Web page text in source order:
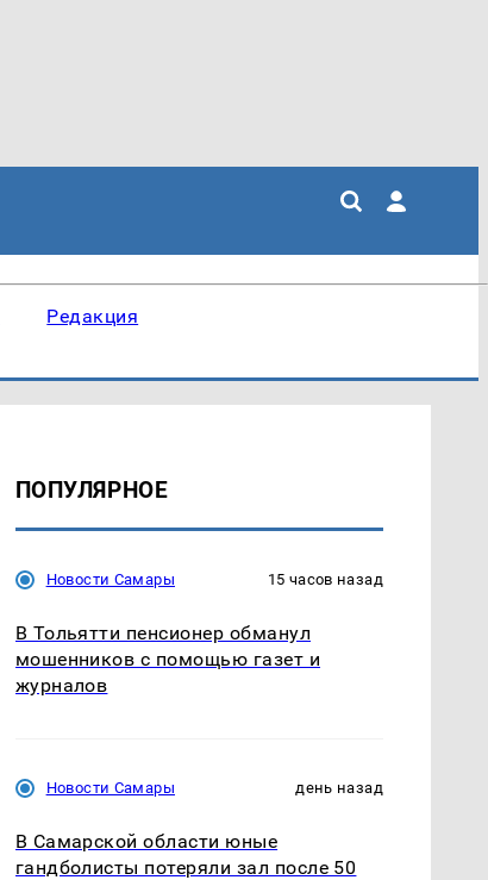
Редакция
ПОПУЛЯРНОЕ
Новости Самары 15 часов назад
В Тольятти пенсионер обманул
мошенников с помощью газет и
журналов
Новости Самары день назад
В Самарской области юные
гандболисты потеряли зал после 50